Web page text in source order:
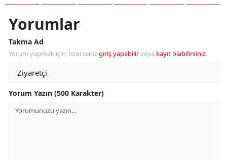
Yorumlar
Takma Ad
Yorum yapmak için, istersenizgiriş yapabilirveya kayıt olabilirsiniz.
Yorum Yazın (500 Karakter)